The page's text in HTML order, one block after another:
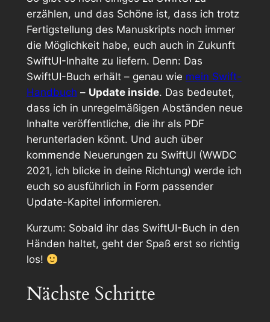
erzählen, und das Schöne ist, dass ich trotz
Fertigstellung des Manuskripts noch immer
die Möglichkeit habe, euch auch in Zukunft
SwiftUI-Inhalte zu liefern. Denn: Das
SwiftUI-Buch erhält – genau wie mein Swift-
Handbuch – Update inside. Das bedeutet,
dass ich in unregelmäßigen Abständen neue
Inhalte veröffentliche, die ihr als PDF
herunterladen könnt. Und auch über
kommende Neuerungen zu SwiftUI (WWDC
2021, ich blicke in deine Richtung) werde ich
euch so ausführlich in Form passender
Update-Kapitel informieren.
Kurzum: Sobald ihr das SwiftUI-Buch in den
Händen haltet, geht der Spaß erst so richtig
los!
Nächste Schritte